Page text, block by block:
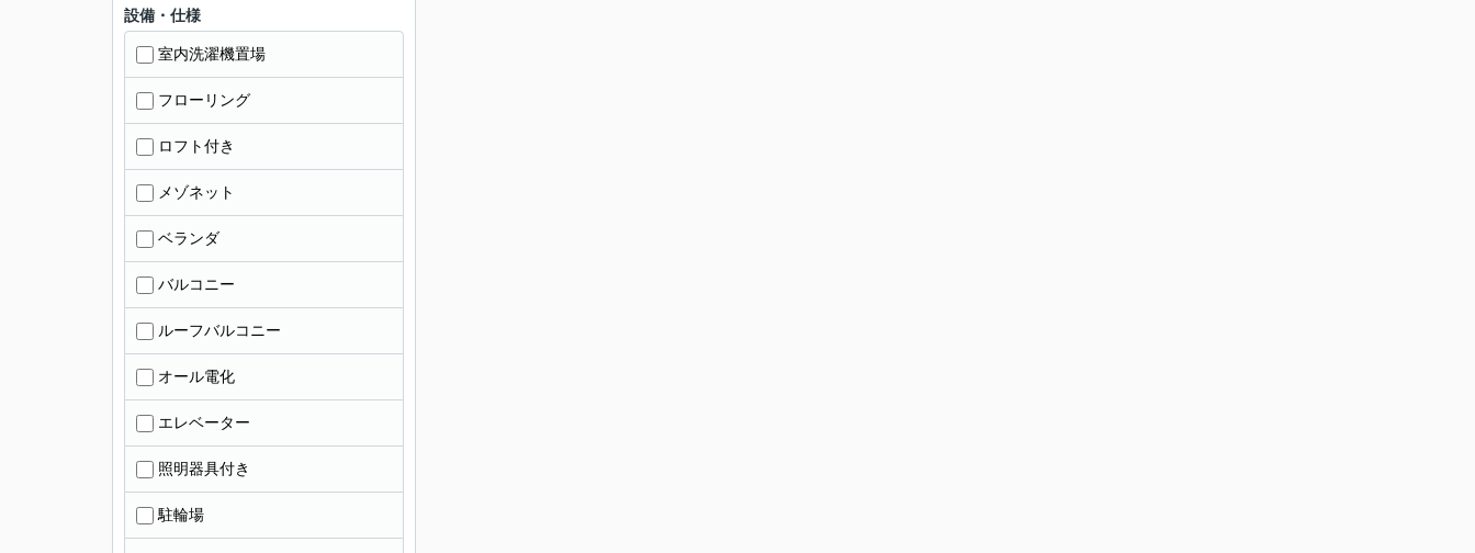
設備・仕様
室内洗濯機置場
フローリング
ロフト付き
メゾネット
ベランダ
バルコニー
ルーフバルコニー
オール電化
エレベーター
照明器具付き
駐輪場